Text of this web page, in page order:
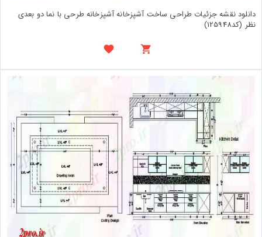
دانلود نقشه جزئیات طراحی ساخت آشپزخانه آشپزخانه طرحی با نما دو بعدی
نظر (کد125948)